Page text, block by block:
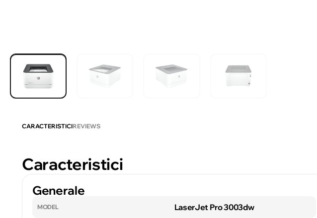
CARACTERISTICIREVIEWS
Caracteristici
Generale
MODEL LaserJet Pro 3003dw